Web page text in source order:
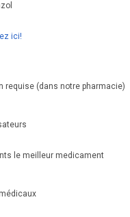
ici!
requise (dans notre pharmacie)
le meilleur medicament